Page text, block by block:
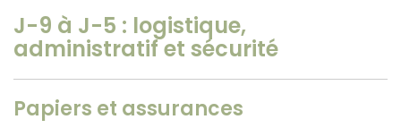
J-9 à J-5 : logistique,
administratif et sécurité
Papiers et assurances